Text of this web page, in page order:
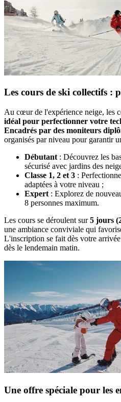
Les cours de ski collectifs :
Au cœur de l'expérience neige, les
idéal pour perfectionner votre
Encadrés par des moniteurs
organisés par niveau pour garantir
Débutant : Découvrez les
sécurisé avec jardins des
Classe 1, 2 et 3 :
adaptées à votre niveau ;
Expert : Explorez de
8 personnes maximum.
Les cours se déroulent sur5 jours
une ambiance conviviale qui
L'inscription se fait dès votre
dès le lendemain matin.
Une offre spéciale pour les